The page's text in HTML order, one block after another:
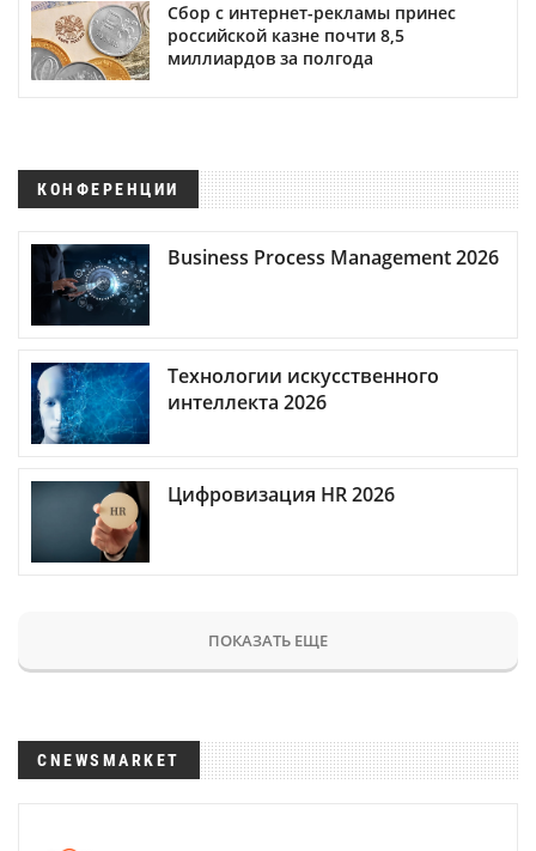
Сбор с интернет-рекламы принес
российской казне почти 8,5
миллиардов за полгода
КОНФЕРЕНЦИИ
Business Process Management 2026
Технологии искусственного
интеллекта 2026
Цифровизация HR 2026
ПОКАЗАТЬ ЕЩЕ
CNEWSMARKET